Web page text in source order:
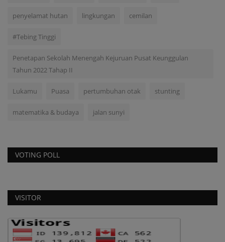
penyelamat hutan lingkungan cemilan
#Tebing Tinggi
Penetapan Sekolah Menengah Kejuruan Pusat Keunggulan
Tahun 2022 Tahap II
Lukamu Puasa pertumbuhan otak stunting
matematika & budaya jalan sunyi
VOTING POLL
VISITOR